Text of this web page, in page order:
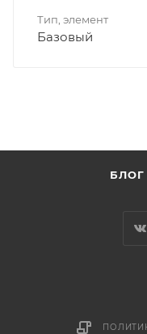
Тип, элемент
Базовый
БЛОГ